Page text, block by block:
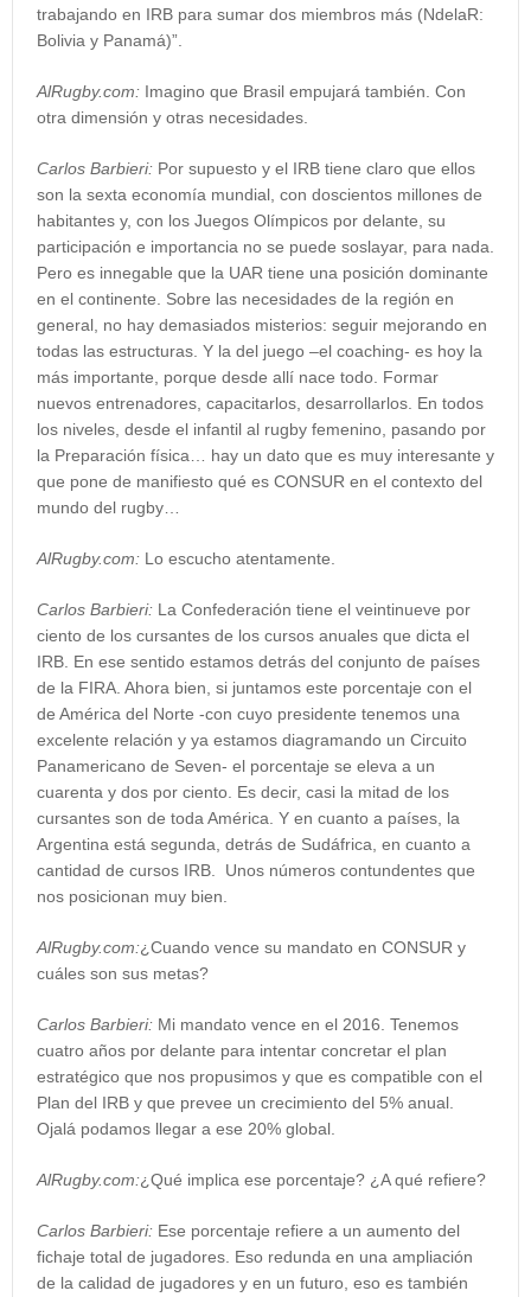
trabajando en IRB para sumar dos miembros más (NdelaR:
Bolivia y Panamá)”.
AlRugby.com: Imagino que Brasil empujará también. Con
otra dimensión y otras necesidades.
Carlos Barbieri: Por supuesto y el IRB tiene claro que ellos
son la sexta economía mundial, con doscientos millones de
habitantes y, con los Juegos Olímpicos por delante, su
participación e importancia no se puede soslayar, para nada.
Pero es innegable que la UAR tiene una posición dominante
en el continente. Sobre las necesidades de la región en
general, no hay demasiados misterios: seguir mejorando en
todas las estructuras. Y la del juego –el coaching- es hoy la
más importante, porque desde allí nace todo. Formar
nuevos entrenadores, capacitarlos, desarrollarlos. En todos
los niveles, desde el infantil al rugby femenino, pasando por
la Preparación física… hay un dato que es muy interesante y
que pone de manifiesto qué es CONSUR en el contexto del
mundo del rugby…
AlRugby.com: Lo escucho atentamente.
Carlos Barbieri: La Confederación tiene el veintinueve por
ciento de los cursantes de los cursos anuales que dicta el
IRB. En ese sentido estamos detrás del conjunto de países
de la FIRA. Ahora bien, si juntamos este porcentaje con el
de América del Norte -con cuyo presidente tenemos una
excelente relación y ya estamos diagramando un Circuito
Panamericano de Seven- el porcentaje se eleva a un
cuarenta y dos por ciento. Es decir, casi la mitad de los
cursantes son de toda América. Y en cuanto a países, la
Argentina está segunda, detrás de Sudáfrica, en cuanto a
cantidad de cursos IRB. Unos números contundentes que
nos posicionan muy bien.
AlRugby.com:¿Cuando vence su mandato en CONSUR y
cuáles son sus metas?
Carlos Barbieri: Mi mandato vence en el 2016. Tenemos
cuatro años por delante para intentar concretar el plan
estratégico que nos propusimos y que es compatible con el
Plan del IRB y que prevee un crecimiento del 5% anual.
Ojalá podamos llegar a ese 20% global.
AlRugby.com:¿Qué implica ese porcentaje? ¿A qué refiere?
Carlos Barbieri: Ese porcentaje refiere a un aumento del
fichaje total de jugadores. Eso redunda en una ampliación
de la calidad de jugadores y en un futuro, eso es también